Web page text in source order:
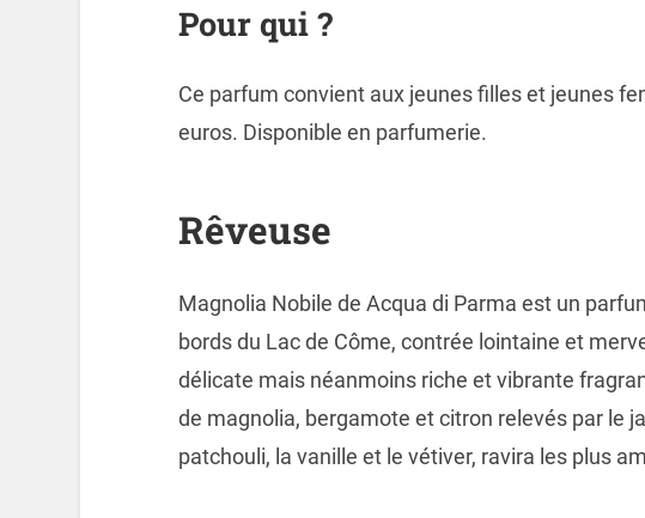
Pour qui ?
Ce parfum convient aux jeunes filles et jeunes
euros. Disponible en parfumerie.
Rêveuse
Magnolia Nobile de Acqua di Parma est un
bords du Lac de Côme, contrée lointaine et
délicate mais néanmoins riche et vibrante
de magnolia, bergamote et citron relevés par le
patchouli, la vanille et le vétiver, ravira les plus